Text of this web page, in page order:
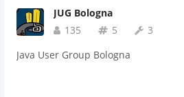
JUG Bologna
135
5
3
Java User Group Bologna